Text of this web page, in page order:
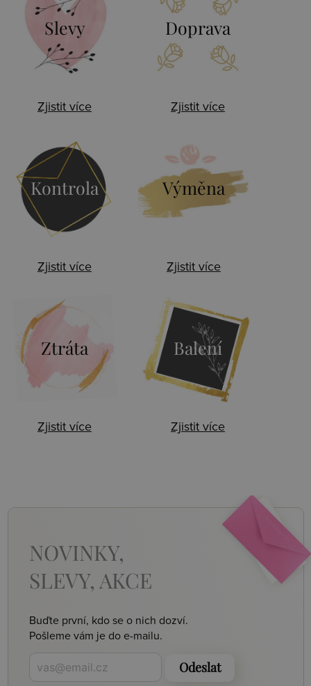
Slevy
Zjistit více
Doprava
Zjistit více
Kontrola
Zjistit více
Výměna
Zjistit více
Ztráta
Zjistit více
Balení
Zjistit více
NOVINKY,
SLEVY, AKCE
Buďte první, kdo se o nich dozví.
Pošleme vám je do e-mailu.
Odeslat